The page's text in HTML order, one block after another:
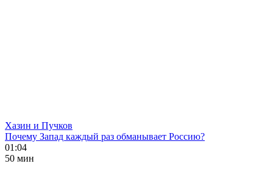
Хазин и Пучков
Почему Запад каждый раз обманывает Россию?
01:04
50 мин